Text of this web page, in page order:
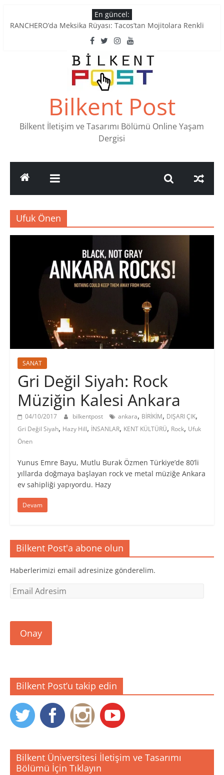
to
En güncel:
RANCHERO’da Meksika Rüyası: Tacos’tan Mojitolara Renkli
Ankara’nın Ruhunu Notalarda Yaşatan 4 Müzik Durağı
Pullardaki tarih: PTT Pul Müzesi
Stamp Collectors Unite: Places to Find Stamps in Ankara
Tatlı Konuşalım: Ankara’nın 4 Köklü Pastanesi
Bilkent Post
Bilkent İletişim ve Tasarımı Bölümü Online Yaşam
Dergisi
Ufuk Önen
SANAT
Gri Değil Siyah: Rock
Müziğin Kalesi Ankara
04/10/2017 bilkentpost ankara, BİRİKİM, DIŞARI ÇIK,
Gri Değil Siyah, Hazy Hill, İNSANLAR, KENT KÜLTÜRÜ, Rock, Ufuk
Önen
Yunus Emre Bayu, Mutlu Burak Özmen Türkiye’de 80’li
yıllarda doğmaya başlayan rock ve metal müziğe Ankara
ev sahipliği yapıyordu. Hazy
Devam
Bilkent Post'a abone olun
Haberlerimizi email adresinize gönderelim.
Email
Onay
Bilkent Post’u takip edin
Bilkent Üniversitesi İletişim ve Tasarımı
Bölümü İçin Tıklayın